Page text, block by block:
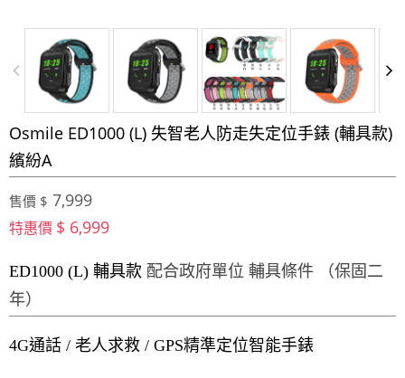
Osmile ED1000 (L) 失智老人防走失定位手錶 (輔具款)
繽紛A
售價 $ 7,999
特惠價 $ 6,999
ED1000 (L) 輔具款 配合政府單位 輔具條件 （保固二
年）
4G通話 / 老人求救 / GPS精準定位智能手錶